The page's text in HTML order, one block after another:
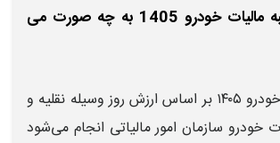
3- نحوه محاسبه مالیات خودرو 1405 به چه صورت می
محاسبه مالیات خودرو ۱۴۰۵ بر اساس ارزش روز وسیله نقلیه و
خودرو سازمان امور مالیاتی انجام می‌شود